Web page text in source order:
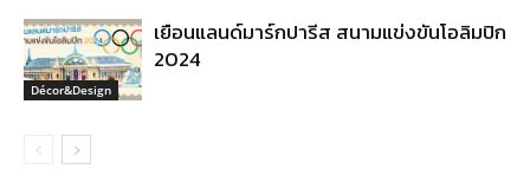
Décor&Design
เยือนแลนด์มาร์กปารีส สนามแข่งขันโอลิมปิก
2024